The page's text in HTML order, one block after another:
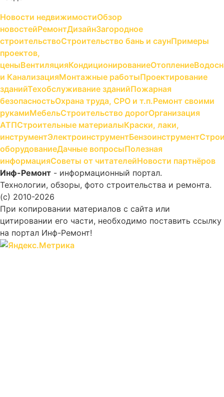
Новости недвижимостиОбзор
новостейРемонтДизайнЗагородное
строительствоСтроительство бань и саунПримеры
проектов,
ценыВентиляцияКондиционированиеОтопление
и КанализацияМонтажные работыПроектирование
зданийТехобслуживание зданийПожарная
безопасностьОхрана труда, СРО и т.п.Ремонт своими
рукамиМебельСтроительство дорогОрганизация
АТПСтроительные материалыКраски, лаки,
инструментЭлектроинструментБензоинструмент
оборудованиеДачные вопросыПолезная
информацияСоветы от читателейНовости партнёров
Инф-Ремонт - информационный портал.
Технологии, обзоры, фото строительства и ремонта.
(c) 2010-2026
При копировании материалов с сайта или
цитировании его части, необходимо поставить ссылку
на портал Инф-Ремонт!